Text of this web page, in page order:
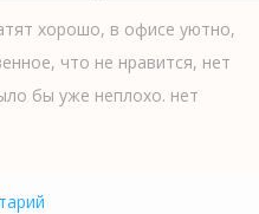
хорошо, в офисе уютно,
что не нравится, нет
бы уже неплохо. нет